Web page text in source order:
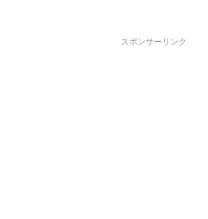
スポンサーリンク